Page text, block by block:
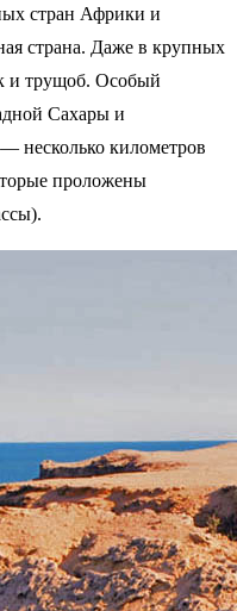
стран Африки и
страна. Даже в крупных
и трущоб. Особый
Сахары и
несколько километров
проложены